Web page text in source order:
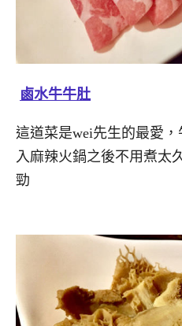
鹵水牛牛肚
這道菜是wei先生的最愛
入麻辣火鍋之後不用煮太
勁